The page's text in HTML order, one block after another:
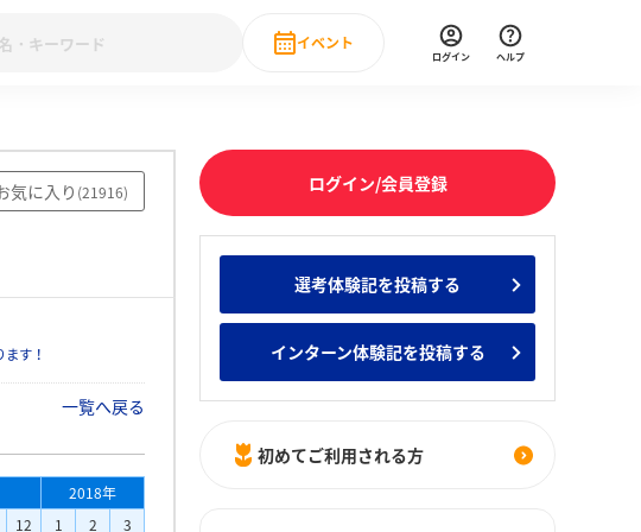
みんなの新卒就職人気企業ランキング みんなのインターン人気企業ランキ
28卒 IT・DX現場社員インタビュー
イベント
直近のイベント一覧
ログイン ヘルプ
気に入り (21916)
す！
一覧へ戻る
2018年
12 1 2 3
ログイン/会員登録
選考体験記を投稿する
インターン体験記を投稿する
初めてご利用される方